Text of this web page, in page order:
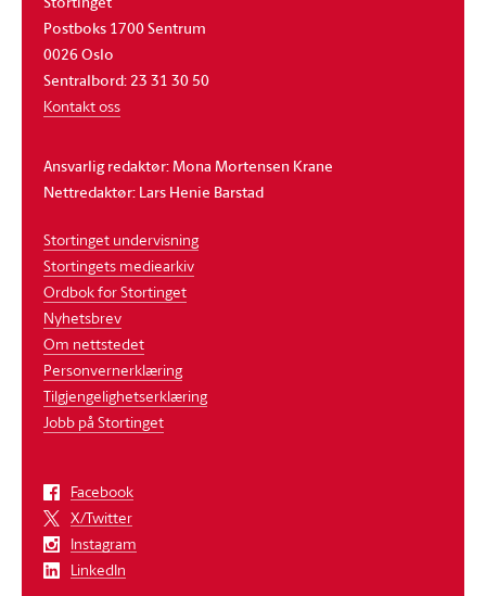
Postboks 1700 Sentrum
0026 Oslo
Sentralbord: 23 31 30 50
Kontakt oss
Ansvarlig redaktør: Mona Mortensen Krane
Nettredaktør: Lars Henie Barstad
Stortinget undervisning
Stortingets mediearkiv
Ordbok for Stortinget
Nyhetsbrev
Om nettstedet
Personvernerklæring
Tilgjengelighetserklæring
Jobb på Stortinget
Facebook
X/Twitter
Instagram
LinkedIn